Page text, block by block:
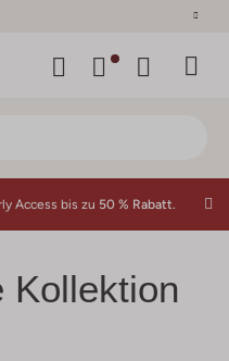
Access bis zu 50 % Rabatt.
Kollektion